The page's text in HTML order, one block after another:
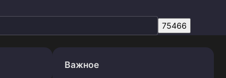
Важное